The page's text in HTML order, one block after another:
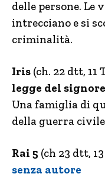
delle persone. Le
intrecciano e si
criminalità.
Iris (ch. 22 dtt, 11
legge del signore
Una famiglia di
della guerra
Rai 5 (ch 23 dtt,
senza autore